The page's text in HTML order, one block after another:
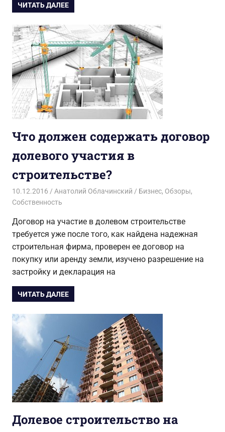
ЧИТАТЬ ДАЛЕЕ
Что должен содержать договор
долевого участия в
строительстве?
10.12.2016 Анатолий Облачинский Бизнес, Обзоры,
Собственность
Договор на участие в долевом строительстве
требуется уже после того, как найдена надежная
строительная фирма, проверен ее договор на
покупку или аренду земли, изучено разрешение на
застройку и декларация на
ЧИТАТЬ ДАЛЕЕ
Долевое строительство на